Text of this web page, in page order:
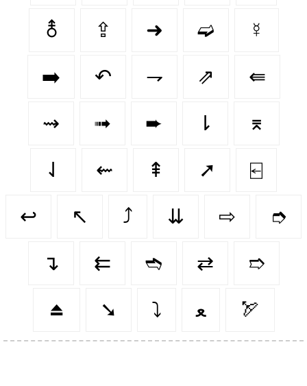
⚨ ⇪ ➜ ➫ ☿
➡️ ↶ ⇁ ⇗ ⇚
⇝ ➟ ➨ ⇂ ⌆
⇃ ⇜ ⇞ ➚ ⍇
↩️ ↖️ ⤴️ ⇊ ⇨ ➮
↴ ⇇ ➬ ⇄ ➱
⏏️ ➘ ⤵️ ﻌ 🏹